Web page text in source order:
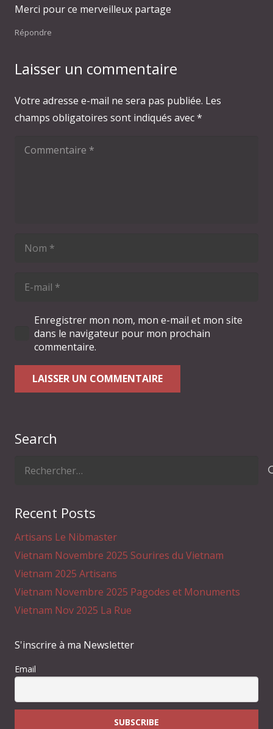
Merci pour ce merveilleux partage
Répondre
Laisser un commentaire
Votre adresse e-mail ne sera pas publiée. Les
champs obligatoires sont indiqués avec*
Enregistrer mon nom, mon e-mail et mon site
dans le navigateur pour mon prochain
commentaire.
LAISSER UN COMMENTAIRE
Search
Rechercher :
Recent Posts
Artisans Le Nibmaster
Vietnam Novembre 2025 Sourires du Vietnam
Vietnam 2025 Artisans
Vietnam Novembre 2025 Pagodes et Monuments
Vietnam Nov 2025 La Rue
S'inscrire à ma Newsletter
Email